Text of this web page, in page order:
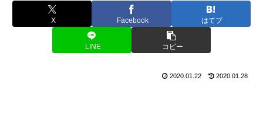
X Facebook はてブ
LINE コピー
2020.01.22 2020.01.28